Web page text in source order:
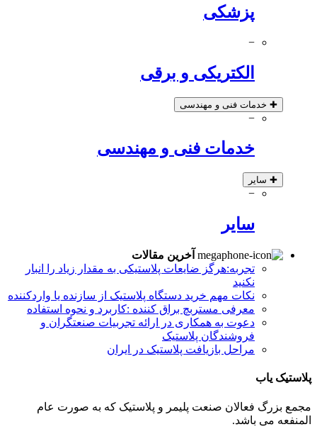
پزشکی
−
الکتریکی و برقی
✚ خدمات فنی و مهندسی
−
خدمات فنی و مهندسی
✚ سایر
−
سایر
آخرین مقالات
تجربه:هرگز ضایعات پلاستیکی به مقدار زیاد را انبار
نکنید
نکات مهم خرید دستگاه پلاستیک از سازنده یا واردکننده
معرفی مستربچ براق کننده :کاربرد و نحوه استفاده
دعوت به همکاری در ارائه تجربیات صنعتگران و
فروشندگان پلاستیک
مراحل بازیافت پلاستیک در ایران
پلاستیک یاب
مجمع بزرگ فعالان صنعت پلیمر و پلاستیک که به صورت عام
المنفعه می باشد.